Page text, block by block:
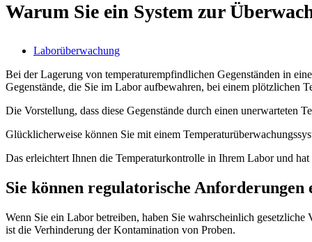
Warum Sie ein System zur
Laborüberwachung
Bei der Lagerung von temperaturempfindlichen Gegenständen in
Gegenstände, die Sie im Labor aufbewahren, bei einem plötzlichen
Die Vorstellung, dass diese Gegenstände durch einen unerwarteten
Glücklicherweise können Sie mit einem
Das erleichtert Ihnen die Temperaturkontrolle in Ihrem Labor und
Sie können regulatorische Anforderungen
Wenn Sie ein Labor betreiben, haben Sie wahrscheinlich
ist die Verhinderung der Kontamination von Proben.